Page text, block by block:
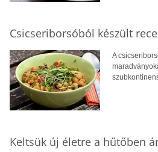
Csicseriborsóból készült
A
Keltsük új életre a hűtőben